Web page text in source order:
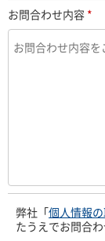
お問合わせ内容 *
弊社「個人情報
たうえでお問合わ